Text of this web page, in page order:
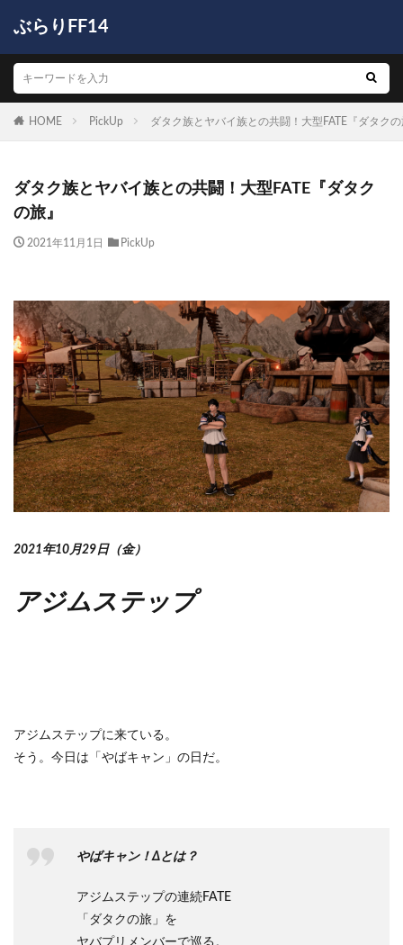
ぶらりFF14
HOME PickUp ダタク族とヤバイ族との共闘！大型FATE『ダタク
ダタク族とヤバイ族との共闘！大型FATE『ダタク
の旅』
2021年11月1日 PickUp
2021年10月29日（金）
アジムステップ
アジムステップに来ている。
そう。今日は「やばキャン」の日だ。
やばキャン！Δとは？
アジムステップの連続FATE
「ダタクの旅」を
ヤバプリメンバーで巡る。